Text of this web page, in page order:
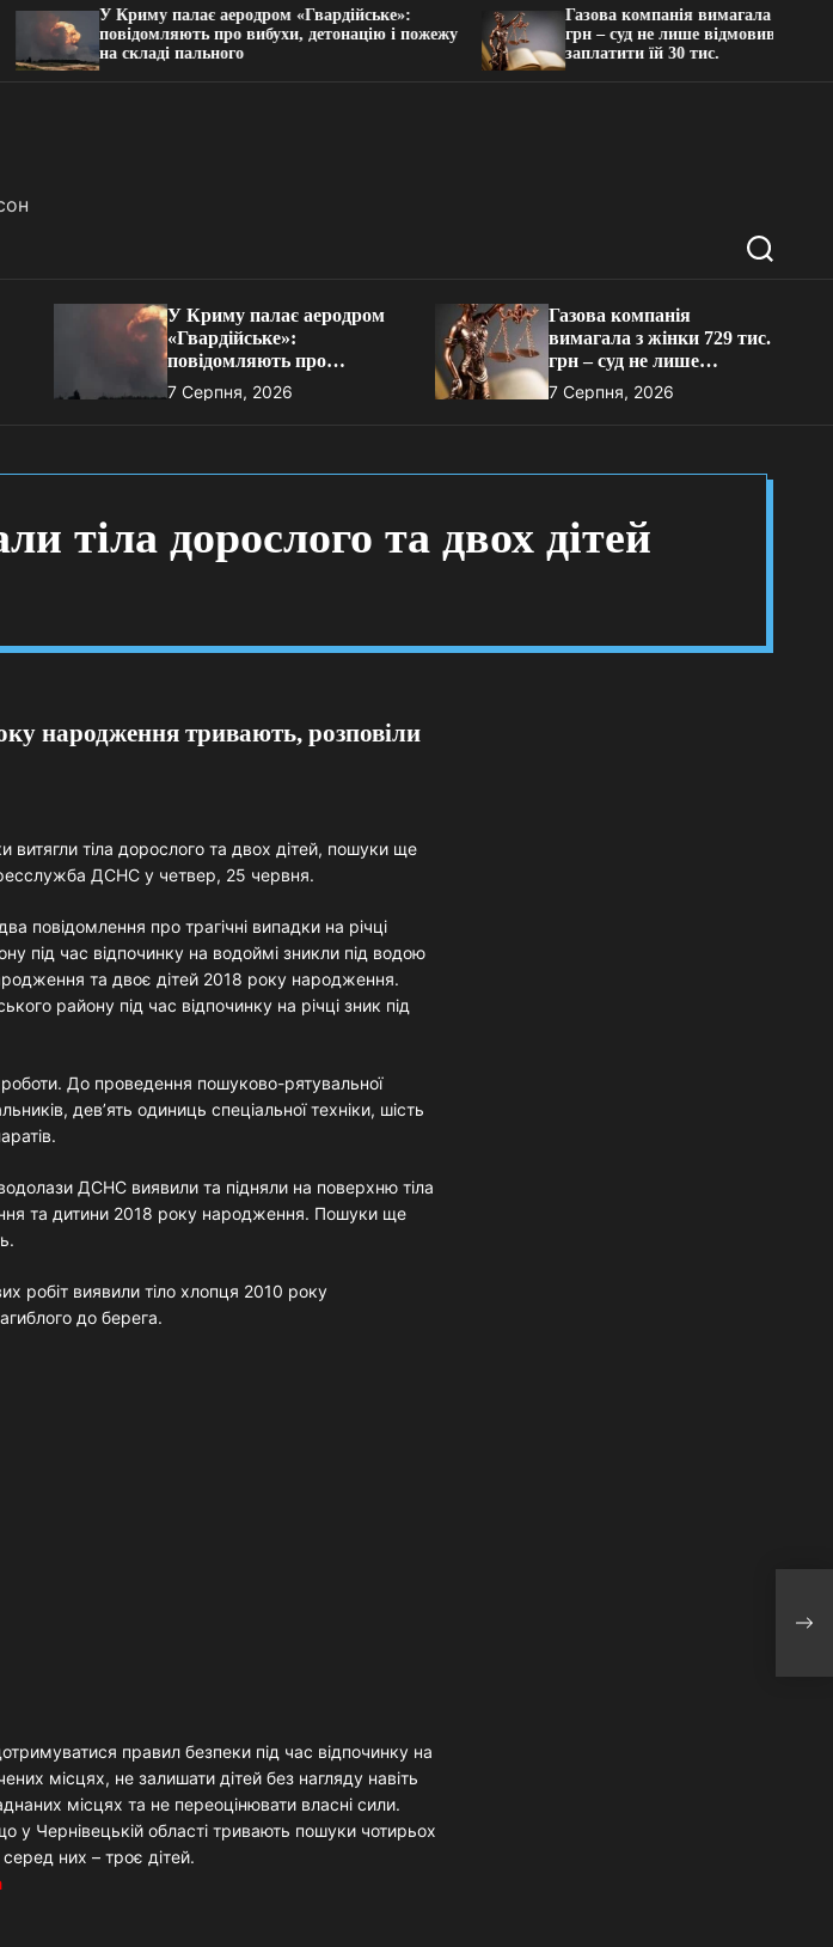
У Криму палає аеродром «Гвардійське»:
повідомляють про вибухи, детонацію і пожежу
на складі пального
Газова компанія вимагала з жінки 729
грн – суд не лише відмовив, а й змусив
заплатити їй 30 тис.
П
к
У Криму палає аеродром
«Гвардійське»:
повідомляють про
вибухи, детонацію і
пожежу на складі
7 Серпня, 2026
Газова компанія
вимагала з жінки 729 тис.
грн – суд не лише
відмовив, а й змусив
заплатити їй 30 тис.
7 Серпня, 2026
тіла дорослого та двох дітей
народження тривають, розповіли
витягли тіла дорослого та двох дітей, пошуки ще
ДСНС у четвер, 25 червня.
повідомлення про трагічні випадки на річці
під час відпочинку на водоймі зникли під водою
та двоє дітей 2018 року народження.
району під час відпочинку на річці зник під
До проведення пошуково-рятувальної
дев’ять одиниць спеціальної техніки, шість
ДСНС виявили та підняли на поверхню тіла
та дитини 2018 року народження. Пошуки ще
робіт виявили тіло хлопця 2010 року
до берега.
правил безпеки під час відпочинку на
місцях, не залишати дітей без нагляду навіть
місцях та не переоцінювати власні сили.
у Чернівецькій області тривають пошуки чотирьох
них – троє дітей.